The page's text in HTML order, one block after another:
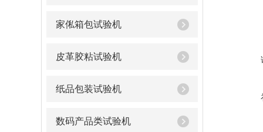
家俬箱包试验机
皮革胶粘试验机
纸品包装试验机
数码产品类试验机